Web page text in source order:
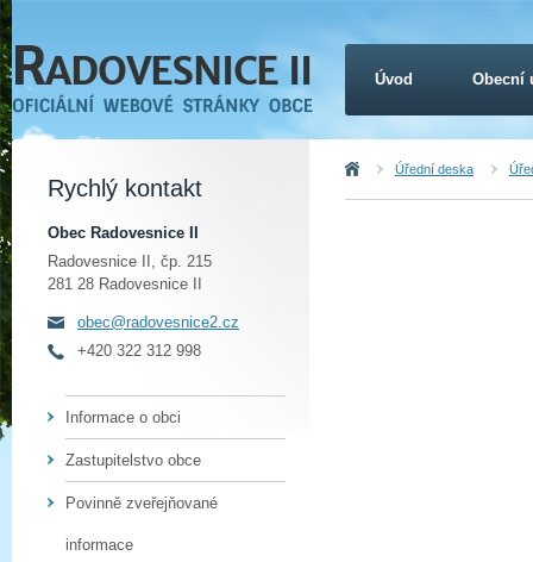
Úvod Úřední deska
Rychlý kontakt
Obec Radovesnice II
Radovesnice II, čp. 215
281 28 Radovesnice II
obec@radovesnice2.cz
+420 322 312 998
Informace o obci
Zastupitelstvo obce
Povinně zveřejňované
informace
Úvod Obecní